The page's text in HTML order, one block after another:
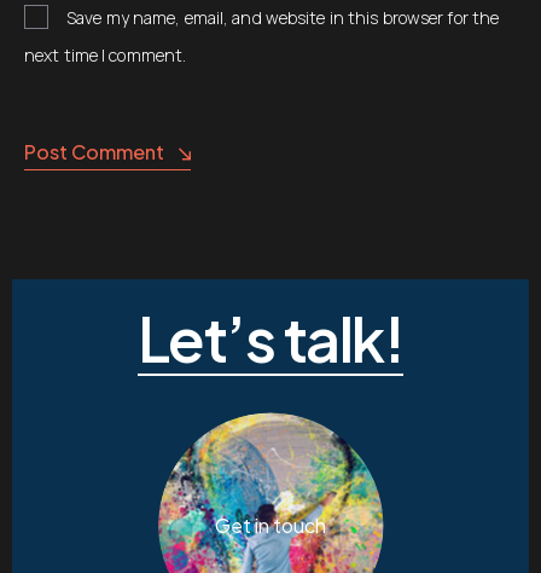
Save my name, email, and website in this browser for the
next time I comment.
Post Comment
Let’s talk!
Get in touch